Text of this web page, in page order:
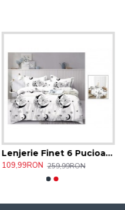
Lenjerie Finet 6 Pucioasa Home
109,99RON 259,99RON